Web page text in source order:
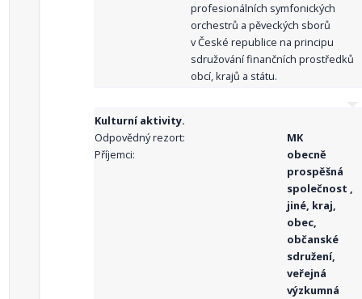
profesionálních symfonických
orchestrů a pěveckých sborů
v České republice na principu
sdružování finančních prostředků
obcí, krajů a státu.
Kulturní aktivity.
Odpovědný rezort:
MK
Příjemci:
obecně
prospěšná
společnost ,
jiné, kraj,
obec,
občanské
sdružení,
veřejná
výzkumná